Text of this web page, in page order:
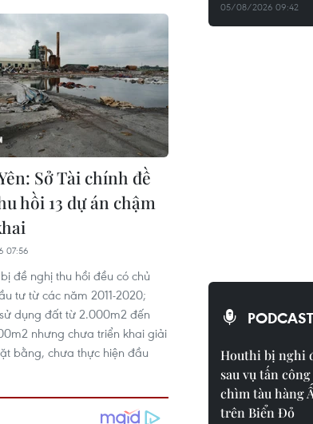
Sở Tài chính đề
hồi 13 dự án chậm
07:56
đề nghị thu hồi đều có chủ
tư từ các năm 2011-2020;
dụng đất từ 2.000m2 đến
nhưng chưa triển khai giải
bằng, chưa thực hiện đầu
05/08/2026 09:42
PODCAST
Houthi bị nghi
sau vụ tấn
chìm tàu hàng
trên Biển Đỏ